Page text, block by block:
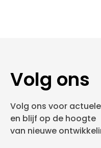
Volg ons
Volg ons voor
en blijf op de hoogte
van nieuwe